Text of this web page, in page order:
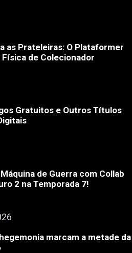
as Prateleiras: O Plataformer
de Colecionador
Gratuitos e Outros Títulos
de Guerra com Collab
2 na Temporada 7!
marcam a metade da